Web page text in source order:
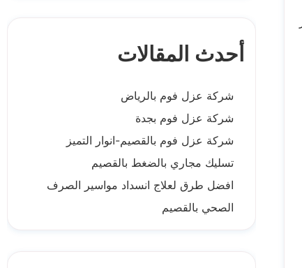
أحدث المقالات
شركة عزل فوم بالرياض
شركة عزل فوم بجدة
شركة عزل فوم بالقصيم-انوار التميز
تسليك مجاري بالضغط بالقصيم
افضل طرق لعلاج انسداد مواسير الصرف
الصحي بالقصيم